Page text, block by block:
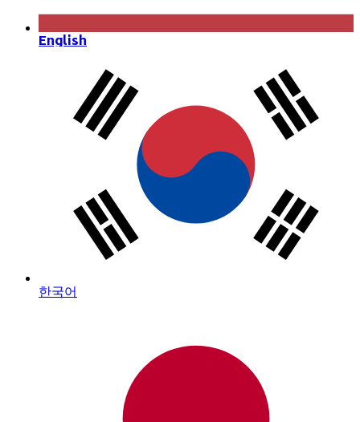
English
한국어